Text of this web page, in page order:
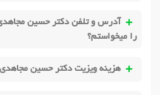
آدرس و تلفن دکتر حسین
را میخواستم؟
هزینه ویزیت دکتر حسین